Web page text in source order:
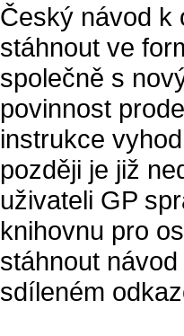
Český návod k
stáhnout ve
společně s
povinnost
instrukce
později je již
uživateli GP
knihovnu pro
stáhnout
sdíleném